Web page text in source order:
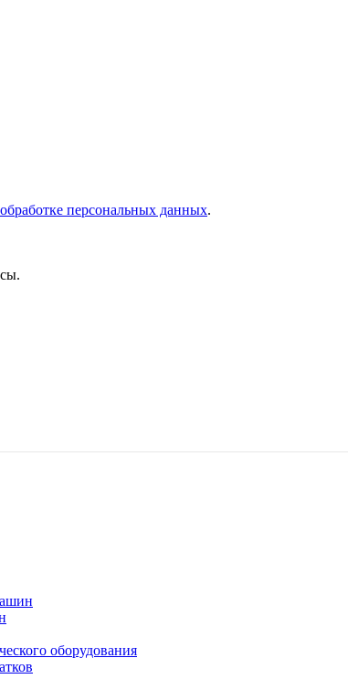
персональных данных.
оборудования